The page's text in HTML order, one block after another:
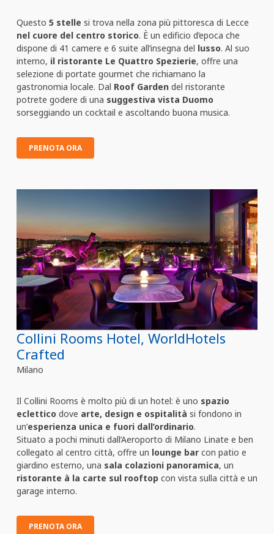
Questo 5 stelle si trova nella zona più pittoresca di Lecce
nel cuore del centro storico. È un edificio d’epoca che
dispone di 41 camere e 6 suite all’insegna del lusso. Al suo
interno, il ristorante Le Quattro Spezierie, offre una
selezione di portate gourmet che richiamano la
gastronomia locale. Dal Roof Garden del ristorante
potrete godere di una suggestiva vista Duomo
sorseggiando un cocktail e ascoltando buona musica.
PRENOTA ORA
Collini Rooms Hotel, WorldHotels
Crafted
Milano
Il Collini Rooms è molto più di un hotel: è uno spazio
eclettico dove arte, design e ospitalità si fondono in
un’esperienza unica e fuori dall’ordinario.
Situato a pochi minuti dall’Aeroporto di Milano Linate e ben
collegato al centro città, offre un lounge bar con patio e
giardino esterno, una sala colazioni panoramica, un
ristorante à la carte sul rooftop con vista sulla città e un
garage interno.
PRENOTA ORA